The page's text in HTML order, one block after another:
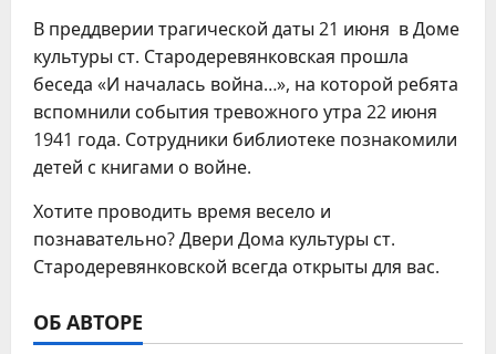
В преддверии трагической даты 21 июня в Доме
культуры ст. Стародеревянковская прошла
беседа «И началась война…», на которой ребята
вспомнили события тревожного утра 22 июня
1941 года. Сотрудники библиотеке познакомили
детей с книгами о войне.
Хотите проводить время весело и
познавательно? Двери Дома культуры ст.
Стародеревянковской всегда открыты для вас.
ОБ АВТОРЕ